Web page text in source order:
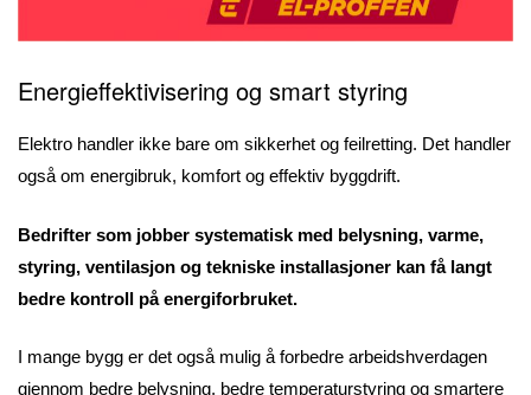
Energieffektivisering og smart styring
Elektro handler ikke bare om sikkerhet og feilretting. Det handler
også om energibruk, komfort og effektiv byggdrift.
Bedrifter som jobber systematisk med belysning, varme,
styring, ventilasjon og tekniske installasjoner kan få langt
bedre kontroll på energiforbruket.
I mange bygg er det også mulig å forbedre arbeidshverdagen
gjennom bedre belysning, bedre temperaturstyring og smartere